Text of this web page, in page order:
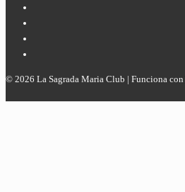
© 2026 La Sagrada Maria Club | Funciona con